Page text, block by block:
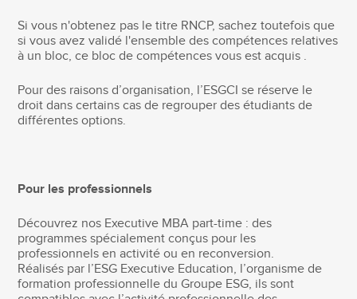
Si vous n'obtenez pas le titre RNCP, sachez toutefois que
si vous avez validé l'ensemble des compétences relatives
à un bloc, ce bloc de compétences vous est acquis .
Pour des raisons d’organisation, l’ESGCI se réserve le
droit dans certains cas de regrouper des étudiants de
différentes options.
Pour les professionnels
Découvrez nos Executive MBA part-time : des
programmes spécialement conçus pour les
professionnels en activité ou en reconversion.
Réalisés par l’ESG Executive Education, l’organisme de
formation professionnelle du Groupe ESG, ils sont